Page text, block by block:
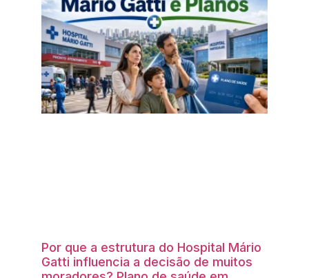
Por que a estrutura do Hospital Mário
Gatti influencia a decisão de muitos